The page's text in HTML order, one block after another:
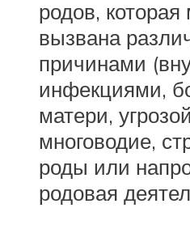
родов,
вызвана
причинами
инфекциями,
матери,
многоводие,
роды или
родовая